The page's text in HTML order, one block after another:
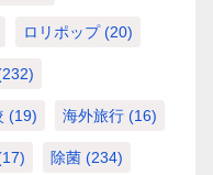
ロリポップ(20)
(19) 海外旅行 (16)
除菌 (234)